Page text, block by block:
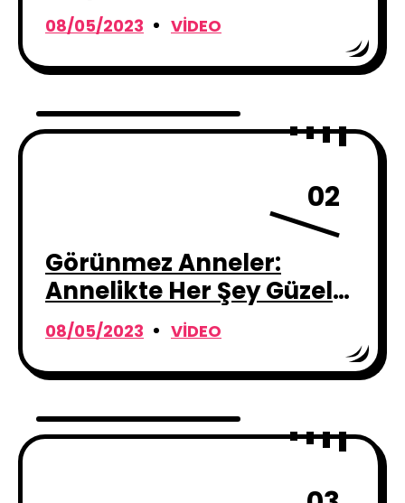
Tropcn
08/05/2023 VIDEO
02
Görünmez Anneler:
Annelikte Her Şey Güzel
Değildir
08/05/2023 VIDEO